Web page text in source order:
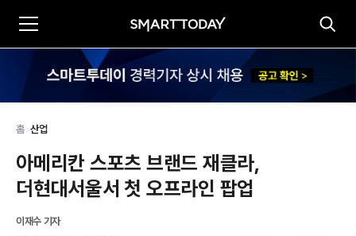
홈>산업
아메리칸 스포츠 브랜드 재클라,
더현대서울서 첫 오프라인 팝업
이재수 기자